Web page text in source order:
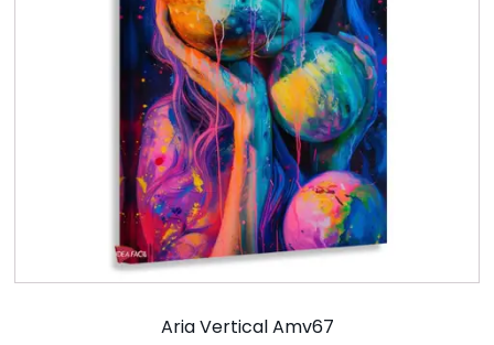
Aria Vertical Amv67